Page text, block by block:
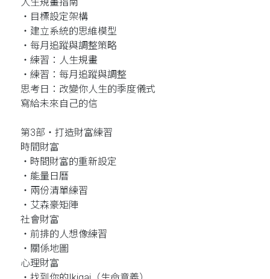
人生規畫指南
‧目標設定架構
‧建立系統的思維模型
‧每月追蹤與調整策略
‧練習：人生規畫
‧練習：每月追蹤與調整
思考日：改變你人生的季度儀式
寫給未來自己的信
第3部‧打造財富練習
時間財富
‧時間財富的重新設定
‧能量日曆
‧兩份清單練習
‧艾森豪矩陣
社會財富
‧前排的人想像練習
‧關係地圖
心理財富